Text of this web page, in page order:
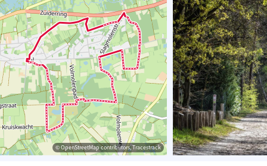
© OpenStreetMap contributors, Tracestrack